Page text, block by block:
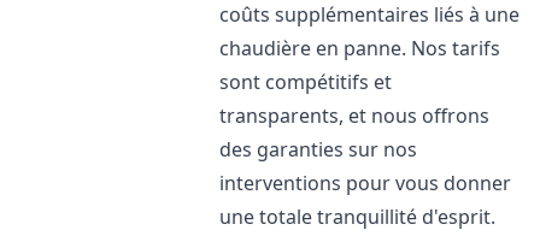
coûts supplémentaires liés à une
chaudière en panne. Nos tarifs
sont compétitifs et
transparents, et nous offrons
des garanties sur nos
interventions pour vous donner
une totale tranquillité d'esprit.